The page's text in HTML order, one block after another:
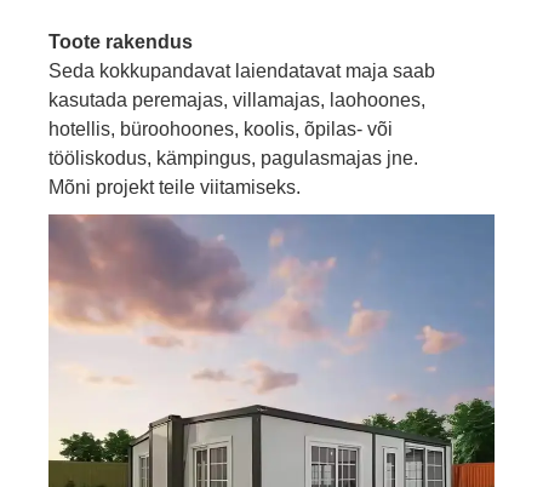
Toote rakendus
Seda kokkupandavat laiendatavat maja saab
kasutada peremajas, villamajas, laohoones,
hotellis, büroohoones, koolis, õpilas- või
tööliskodus, kämpingus, pagulasmajas jne.
Mõni projekt teile viitamiseks.